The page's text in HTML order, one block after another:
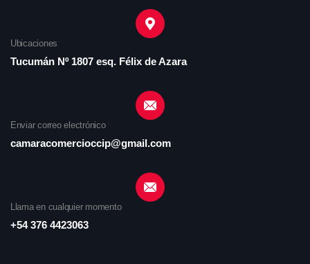
Ubicaciones
Tucumán Nº 1807 esq. Félix de Azara
Enviar correo electrónico
camaracomercioccip@gmail.com
Llama en cualquier momento
+54 376 4423063